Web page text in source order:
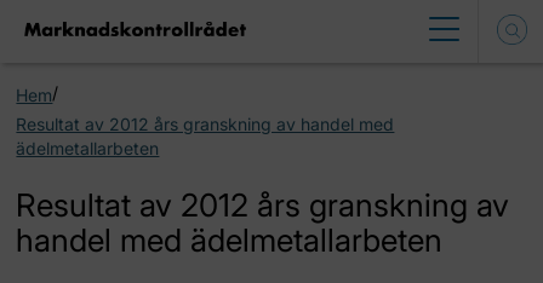
Hem/
Resultat av 2012 års granskning av handel med
ädelmetallarbeten
Resultat av 2012 års granskning av
handel med ädelmetallarbeten